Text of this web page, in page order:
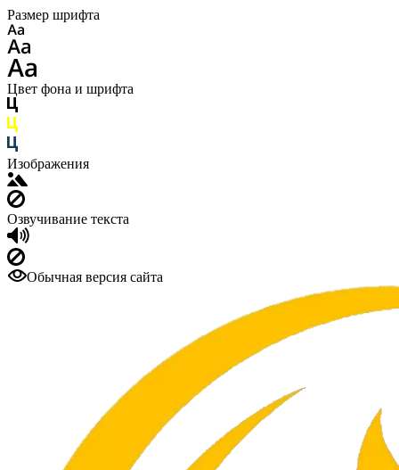
Размер шрифта
Цвет фона и шрифта
Изображения
Озвучивание текста
Обычная версия сайта